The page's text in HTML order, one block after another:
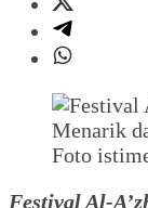
Foto
Festival Al-